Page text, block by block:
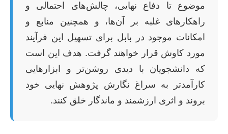
موضوع تا دفاع نهایی، چالش‌های احتمالی و
راهکارهای غلبه بر آن‌ها، و همچنین منابع و
امکانات موجود در بابل برای تسهیل این فرآیند
مورد کاوش قرار خواهند گرفت. هدف این است
که دانشجویان با دیدی روشن‌تر و ابزارهایی
کارآمدتر به سراغ نگارش پژوهش نهایی خود
بروند و اثری ارزشمند و ماندگار خلق کنند.